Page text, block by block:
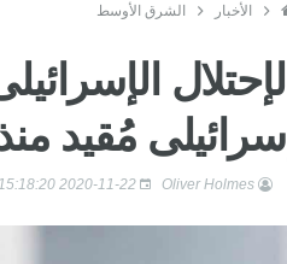
الأخبار الشرق الأوسط
الإحتلال
إسرائيلى مُقيد
Oliver Holmes